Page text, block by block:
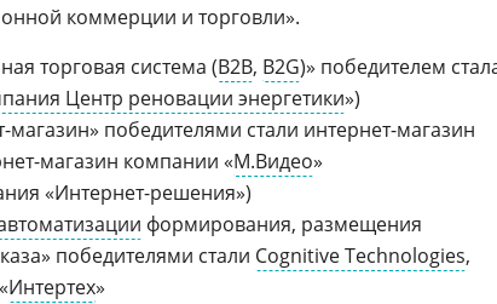
коммерции и торговли».
торговая система (B2B, B2G)» победителем
Центр реновации энергетики»)
магазин» победителями стали интернет-магазин
магазин компании «М.Видео»
«Интернет-решения»)
формирования, размещения
победителями стали Cognitive Technologies,
Интертех»